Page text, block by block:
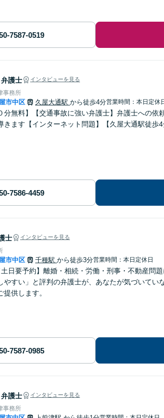
弁護士 インタビューを見る
事務所
市中区 久屋大通駅 から徒歩4分営業時間：本日定休
分無料】【交通事故に強い弁護士】弁護士への
きます【インターネット問題】【久屋大通駅徒歩4
士 インタビューを見る
市中区 千種駅 から徒歩3分営業時間：本日定休日
土日要予約】離婚・相続・労働・刑事・不動産問
やすい」と評判の弁護士が、あなたが気づいてい
供します。
弁護士 インタビューを見る
事務所